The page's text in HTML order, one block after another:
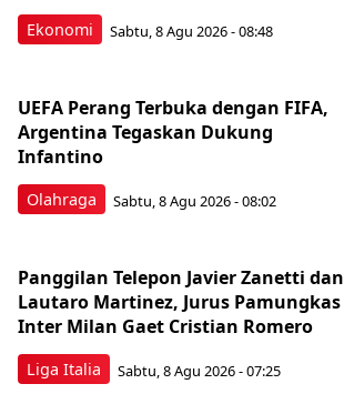
Ekonomi Sabtu, 8 Agu 2026 - 08:48
Olahraga
UEFA Perang Terbuka dengan FIFA,
Argentina Tegaskan Dukung
Infantino
Sabtu, 8 Agu 2026 - 08:02
Liga Italia
Panggilan Telepon Javier Zanetti dan
Lautaro Martinez, Jurus Pamungkas
Inter Milan Gaet Cristian Romero
Sabtu, 8 Agu 2026 - 07:25